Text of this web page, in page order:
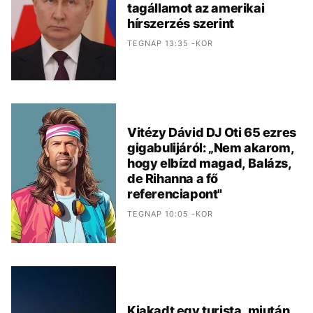
tagállamot az amerikai
hírszerzés szerint
TEGNAP 13:35 -KOR
Vitézy Dávid DJ Oti 65 ezres
gigabulijáról: „Nem akarom,
hogy elbízd magad, Balázs,
de Rihanna a fő
referenciapont"
TEGNAP 10:05 -KOR